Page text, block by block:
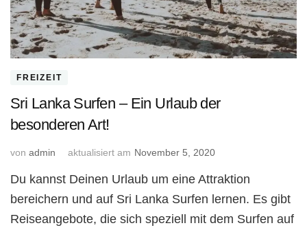
FREIZEIT
Sri Lanka Surfen – Ein Urlaub der
besonderen Art!
von admin aktualisiert am November 5, 2020
Du kannst Deinen Urlaub um eine Attraktion
bereichern und auf Sri Lanka Surfen lernen. Es gibt
Reiseangebote, die sich speziell mit dem Surfen auf